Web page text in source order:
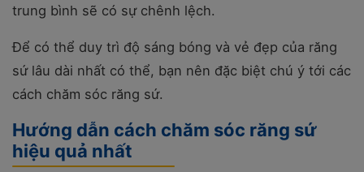
trung bình sẽ có sự chênh lệch.
Để có thể duy trì độ sáng bóng và vẻ đẹp của răng
sứ lâu dài nhất có thể, bạn nên đặc biệt chú ý tới các
cách chăm sóc răng sứ.
Hướng dẫn cách chăm sóc răng sứ
hiệu quả nhất